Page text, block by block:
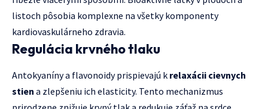
listoch pôsobia komplexne na všetky komponenty
kardiovaskulárneho zdravia.
Regulácia krvného tlaku
Antokyaníny a flavonoidy prispievajú k relaxácii cievnych
stien a zlepšeniu ich elasticity. Tento mechanizmus